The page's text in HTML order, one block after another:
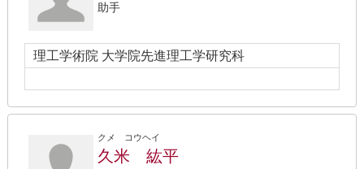
助手
理工学術院 大学院先進理工学研究科
クメ コウヘイ
久米 紘平